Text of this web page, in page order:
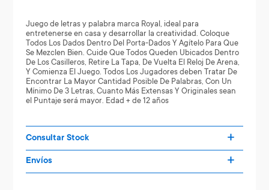
Juego de letras y palabra marca Royal, ideal para
entretenerse en casa y desarrollar la creatividad. Coloque
Todos Los Dados Dentro Del Porta-Dados Y Agítelo Para Que
Se Mezclen Bien. Cuide Que Todos Queden Ubicados Dentro
De Los Casilleros, Retire La Tapa, De Vuelta El Reloj De Arena,
Y Comienza El Juego. Todos Los Jugadores deben Tratar De
Encontrar La Mayor Cantidad Posible De Palabras, Con Un
Mínimo De 3 Letras, Cuanto Más Extensas Y Originales sean
el Puntaje será mayor. Edad + de 12 años
Consultar Stock
Envíos